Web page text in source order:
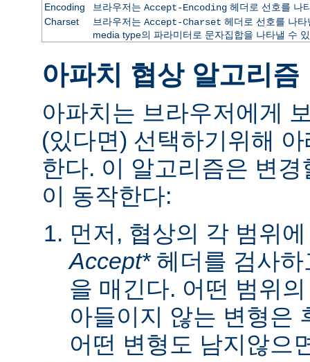
Encoding
브라우저는 Accept-Encoding헤더로 선호를 나
Charset
브라우저는 Accept-Charset 헤더로 선호를 나
media type의 파라미터로 문자집합을 나타낼 수
아파치 협상 알고리즘
아파치는 브라우저에게
(있다면) 선택하기위해
한다. 이 알고리즘은 변
이 동작한다:
먼저, 협상의 각 범위
Accept*헤더를 검사하
을 매긴다. 어떤 범위
아들이지 않는 변형은
어떤 변형도 남지않으